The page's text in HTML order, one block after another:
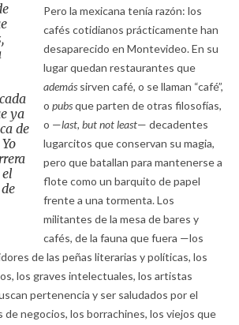
ya
de
Pero la mexicana tenía razón: los
cafés cotidianos prácticamente han
desaparecido en Montevideo. En su
lugar quedan restaurantes que
ademássirven café, o se llaman “café”,
o pubsque parten de otras filosofías,
o —last, but not least— decadentes
lugarcitos que conservan su magia,
pero que batallan para mantenerse a
flote como un barquito de papel
frente a una tormenta. Los
militantes de la mesa de bares y
cafés, de la fauna que fuera —los
de las peñas literarias y políticas, los
los graves intelectuales, los artistas
pertenencia y ser saludados por el
de negocios, los borrachines, los viejos que